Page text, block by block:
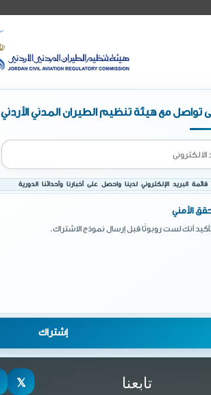
تواصل مع هيئة تنظيم الطيران المدني الأردني
البريد الإلكتروني لدينا واحصل على أخبارنا وأحداثنا الدورية
الأمني
أنك لست روبوتًا قبل إرسال نموذج الاشتراك.
تابعنا